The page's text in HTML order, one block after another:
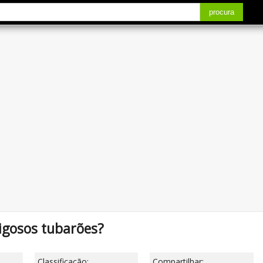
procura
tubarões?